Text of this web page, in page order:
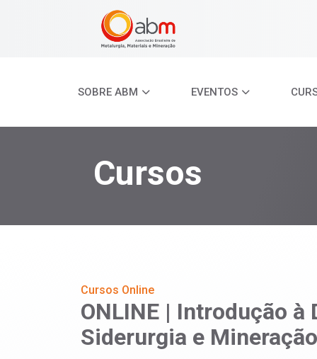
SOBRE ABM EVENTOS
Cursos
Cursos Online
ONLINE | Introdução
Siderurgia e Mineração